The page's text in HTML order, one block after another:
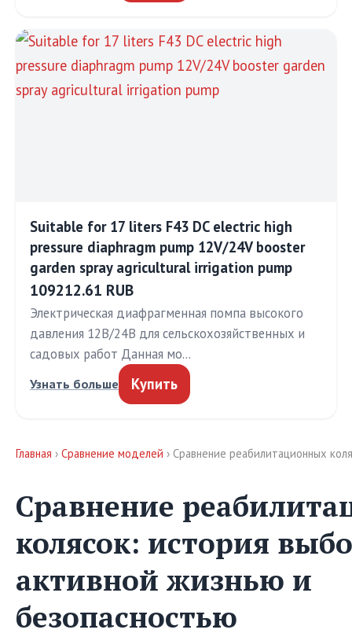
Suitable for 17 liters F43 DC electric high
pressure diaphragm pump 12V/24V booster
garden spray agricultural irrigation pump
109212.61 RUB
Электрическая диафрагменная помпа высокого
давления 12В/24В для сельскохозяйственных и
садовых работ Данная мо…
Узнать больше Купить
Главная › Сравнение моделей › Сравнение реабилитационных
Сравнение
колясок: история
активной жизнью и
безопасностью